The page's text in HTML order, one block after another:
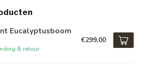
Eucalyptusboom
& retour
€299,00